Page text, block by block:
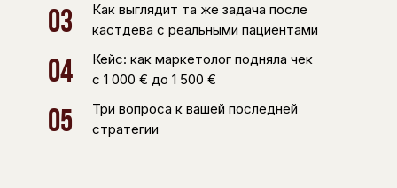
03
Как выглядит та же задача после
кастдева с реальными пациентами
04
Кейс: как маркетолог подняла чек
с 1 000 € до 1 500 €
05
Три вопроса к вашей последней
стратегии